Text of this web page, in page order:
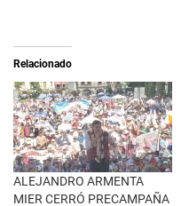
e
b
r
e
e
n
u
n
a
v
e
n
t
e
n
F
a
c
e
b
o
o
k
(
Relacionado
ALEJANDRO ARMENTA
MIER CERRÓ PRECAMPAÑA